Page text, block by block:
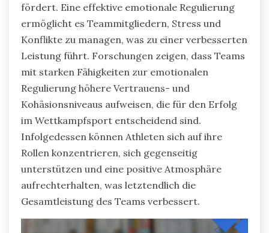
fördert. Eine effektive emotionale Regulierung
ermöglicht es Teammitgliedern, Stress und
Konflikte zu managen, was zu einer verbesserten
Leistung führt. Forschungen zeigen, dass Teams
mit starken Fähigkeiten zur emotionalen
Regulierung höhere Vertrauens- und
Kohäsionsniveaus aufweisen, die für den Erfolg
im Wettkampfsport entscheidend sind.
Infolgedessen können Athleten sich auf ihre
Rollen konzentrieren, sich gegenseitig
unterstützen und eine positive Atmosphäre
aufrechterhalten, was letztendlich die
Gesamtleistung des Teams verbessert.